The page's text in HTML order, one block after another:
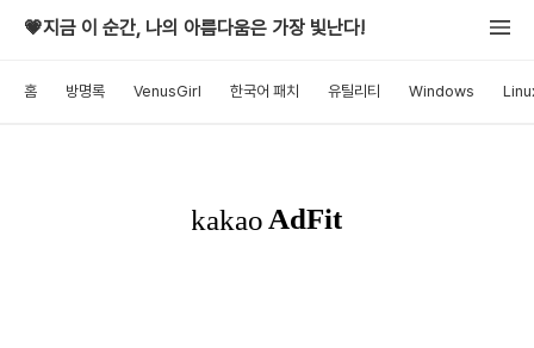
💗지금 이 순간, 나의 아름다움은 가장 빛난다!
홈 방명록 VenusGirl 한국어 패치 유틸리티 Windows